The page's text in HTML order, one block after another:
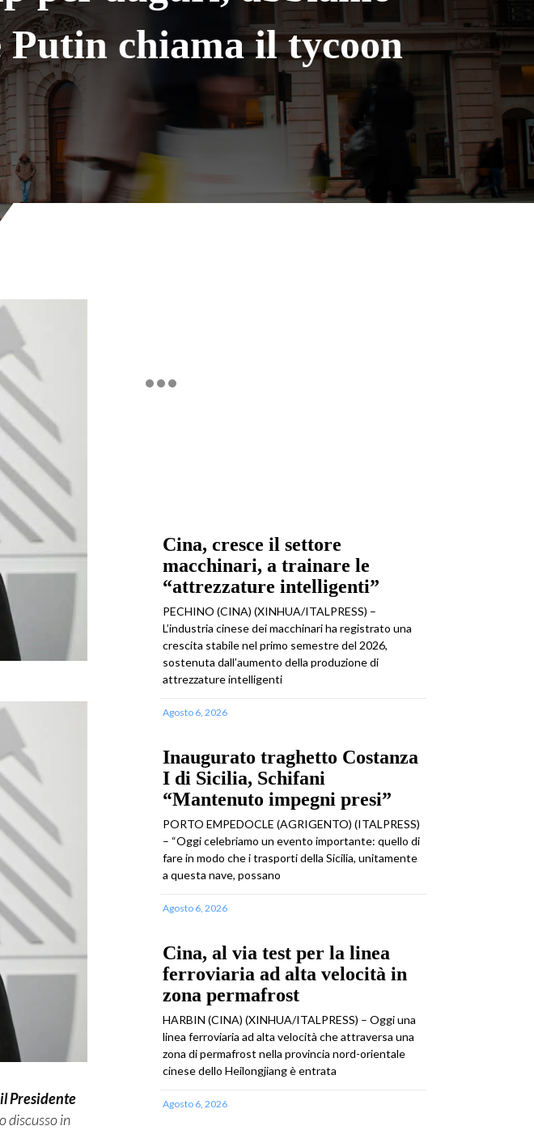
Putin chiama il tycoon
Presidente
discusso in
Cina, cresce il settore
macchinari, a trainare le
“attrezzature intelligenti”
PECHINO (CINA) (XINHUA/ITALPRESS) –
L’industria cinese dei macchinari ha registrato una
crescita stabile nel primo semestre del 2026,
sostenuta dall’aumento della produzione di
attrezzature intelligenti
Agosto 6, 2026
Inaugurato traghetto Costanza
I di Sicilia, Schifani
“Mantenuto impegni presi”
PORTO EMPEDOCLE (AGRIGENTO) (ITALPRESS)
– “Oggi celebriamo un evento importante: quello di
fare in modo che i trasporti della Sicilia, unitamente
a questa nave, possano
Agosto 6, 2026
Cina, al via test per la linea
ferroviaria ad alta velocità in
zona permafrost
HARBIN (CINA) (XINHUA/ITALPRESS) – Oggi una
linea ferroviaria ad alta velocità che attraversa una
zona di permafrost nella provincia nord-orientale
cinese dello Heilongjiang è entrata
Agosto 6, 2026